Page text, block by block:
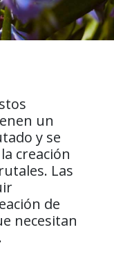
un
y se
creación
Las
de
necesitan